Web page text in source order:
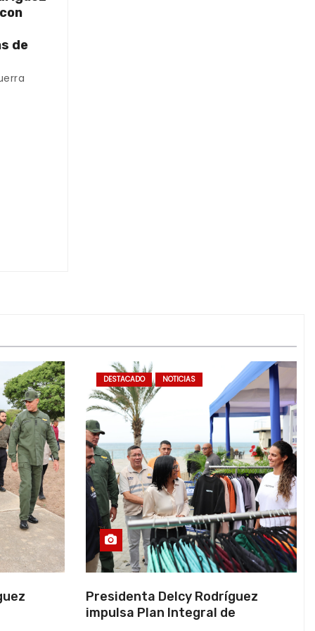
de
DESTACADO NOTICIAS
Presidenta Delcy Rodríguez
impulsa Plan Integral de